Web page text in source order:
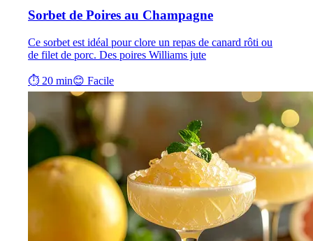
Sorbet de Poires au Champagne
Ce sorbet est idéal pour clore un repas de canard rôti ou
de filet de porc. Des poires Williams jute
⏱ 20 min😊 Facile